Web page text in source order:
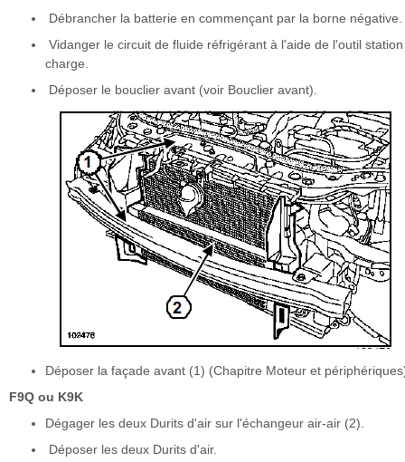
Débrancher la batterie en commençant par la borne négative.
Vidanger le circuit de fluide réfrigérant à l'aide de l'outil
charge.
Déposer le bouclier avant (voir Bouclier avant).
Déposer la façade avant (1) (Chapitre Moteur et
F9Q ou K9K
Dégager les deux Durits d'air sur l'échangeur air-air (2).
Déposer les deux Durits d'air.